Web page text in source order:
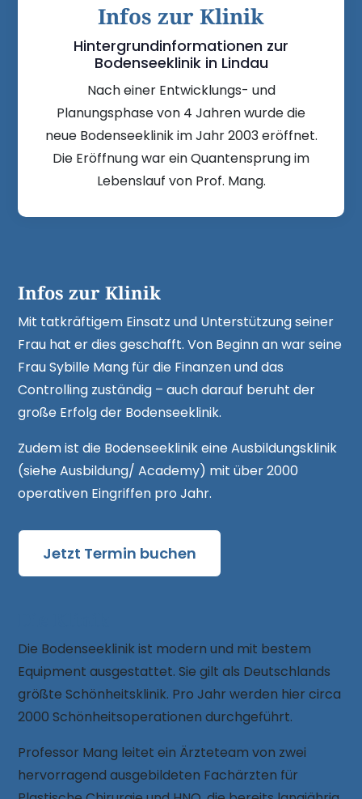
Infos zur Klinik
Hintergrundinformationen zur
Bodenseeklinik in Lindau
Nach einer Entwicklungs- und
Planungsphase von 4 Jahren wurde die
neue Boden­seeklinik im Jahr 2003 eröffnet.
Die Eröffnung war ein Quantensprung im
Lebenslauf von Prof. Mang.
Infos zur Klinik
Mit tatkräftigem Einsatz und Unterstützung seiner
Frau hat er dies geschafft. Von Beginn an war seine
Frau Sybille Mang für die Finanzen und das
Controlling zuständig – auch darauf beruht der
gro­ße Erfolg der Bodenseeklinik.
Zudem ist die Bodenseeklinik eine Ausbildungsklinik
(siehe Ausbildung/ Academy) mit über 2000
operativen Eingriffen pro Jahr.
Jetzt Termin buchen
Die Bodenseeklinik ist modern und mit bestem
Equipment ausgestattet. Sie gilt als Deutschlands
größte Schönheitsklinik. Pro Jahr werden hier circa
2000 Schönheitsoperationen durchgeführt.
Professor Mang leitet ein Ärzteteam von zwei
hervorragend ausgebildeten Fachärzten für